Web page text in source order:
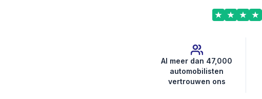
Al meer dan 47,000
automobilisten
vertrouwen ons